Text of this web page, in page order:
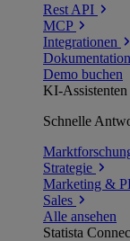
Rest API
MCP
Integrationen
Dokumentation
Demo buchen
KI-Assistenten
Schnelle
Strategie
Marketing &
Sales
Alle ansehen
Statista